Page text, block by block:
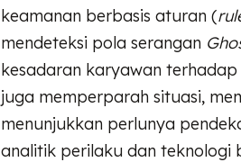
keamanan berbasis aturan (
mendeteksi pola serangan
kesadaran karyawan
juga memperparah situasi,
menunjukkan perlunya
analitik perilaku dan teknologi